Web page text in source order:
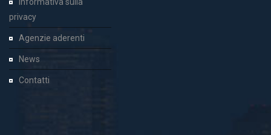
privacy
Agenzie aderenti
News
Contatti